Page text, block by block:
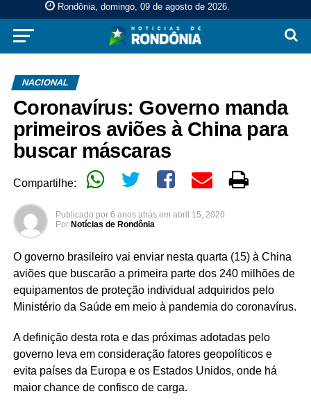
Rondônia, domingo, 09 de agosto de 2026.
NACIONAL
Coronavírus: Governo manda
primeiros aviões à China para
buscar máscaras
Compartilhe:
Publicado por 6 anos atrás em abril 15, 2020
Por Notícias de Rondônia
O governo brasileiro vai enviar nesta quarta (15) à China
aviões que buscarão a primeira parte dos 240 milhões de
equipamentos de proteção individual adquiridos pelo
Ministério da Saúde em meio à pandemia do coronavírus.
A definição desta rota e das próximas adotadas pelo
governo leva em consideração fatores geopolíticos e
evita países da Europa e os Estados Unidos, onde há
maior chance de confisco de carga.